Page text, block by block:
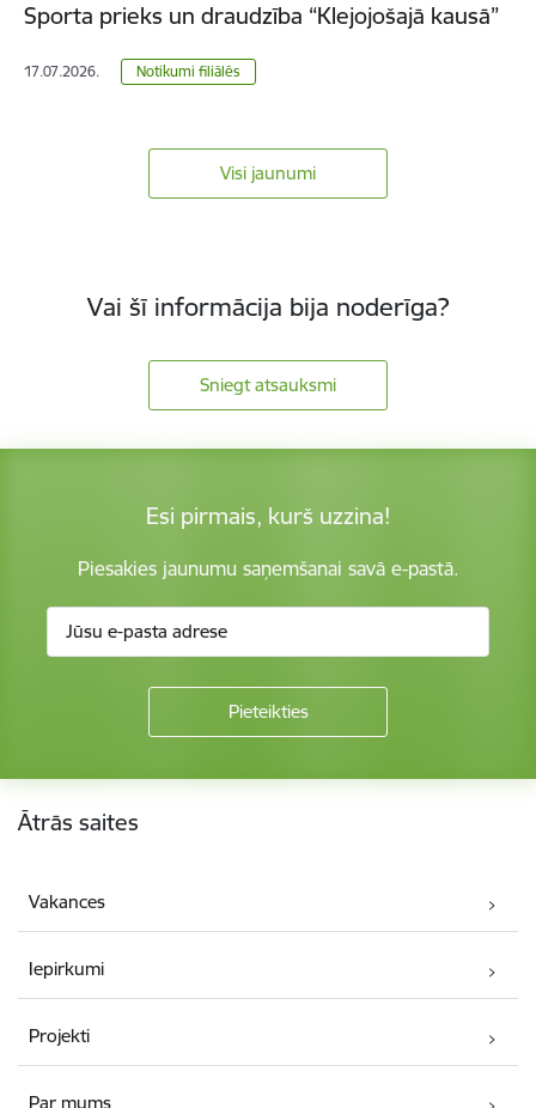
Sporta prieks un draudzība “Klejojošajā kausā”
17.07.2026. Notikumi filiālēs
Visi jaunumi
Vai šī informācija bija noderīga?
Sniegt atsauksmi
Esi pirmais, kurš uzzina!
Piesakies jaunumu saņemšanai savā e-pastā.
Kājene
Ātrās saites
Vakances
Iepirkumi
Projekti
Par mums